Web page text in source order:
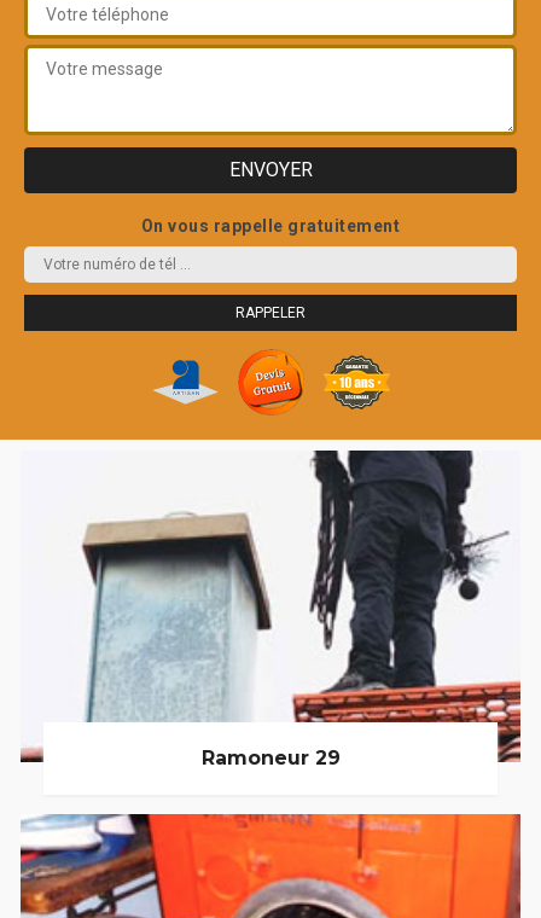
On vous rappelle gratuitement
Ramoneur 29